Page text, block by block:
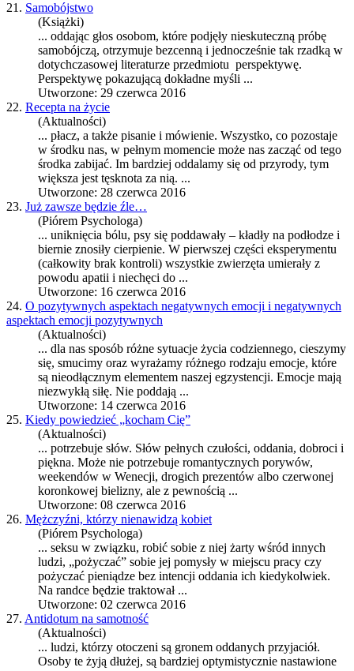
21. Samobójstwo
(Książki)
... oddając głos osobom, które podjęły nieskuteczną próbę
samobójczą, otrzymuje bezcenną i jednocześnie tak rzadką w
dotychczasowej literaturze przedmiotu perspektywę.
Perspektywę pokazującą dokładne myśli ...
Utworzone: 29 czerwca 2016
22. Recepta na życie
(Aktualności)
... płacz, a także pisanie i mówienie. Wszystko, co pozostaje
w środku nas, w pełnym momencie może nas zacząć od tego
środka zabijać. Im bardziej oddalamy się od przyrody, tym
większa jest tęsknota za nią. ...
Utworzone: 28 czerwca 2016
23. Już zawsze będzie źle…
(Piórem Psychologa)
... uniknięcia bólu, psy się poddawały – kładły na podłodze i
biernie znosiły cierpienie. W pierwszej części eksperymentu
(całkowity brak kontroli) wszystkie zwierzęta umierały z
powodu apatii i niechęci do ...
Utworzone: 16 czerwca 2016
24. O pozytywnych aspektach negatywnych emocji i negatywnych
aspektach emocji pozytywnych
(Aktualności)
... dla nas sposób różne sytuacje życia codziennego, cieszymy
się, smucimy oraz wyrażamy różnego rodzaju emocje, które
są nieodłącznym elementem naszej egzystencji. Emocje mają
niezwykłą siłę. Nie poddają ...
Utworzone: 14 czerwca 2016
25. Kiedy powiedzieć „kocham Cię”
(Aktualności)
... potrzebuje słów. Słów pełnych czułości, oddania, dobroci i
piękna. Może nie potrzebuje romantycznych porywów,
weekendów w Wenecji, drogich prezentów albo czerwonej
koronkowej bielizny, ale z pewnością ...
Utworzone: 08 czerwca 2016
26. Mężczyźni, którzy nienawidzą kobiet
(Piórem Psychologa)
... seksu w związku, robić sobie z niej żarty wśród innych
ludzi, „pożyczać” sobie jej pomysły w miejscu pracy czy
pożyczać pieniądze bez intencji oddania ich kiedykolwiek.
Na randce będzie traktował ...
Utworzone: 02 czerwca 2016
27. Antidotum na samotność
(Aktualności)
... ludzi, którzy otoczeni są gronem oddanych przyjaciół.
Osoby te żyją dłużej, są bardziej optymistycznie nastawione